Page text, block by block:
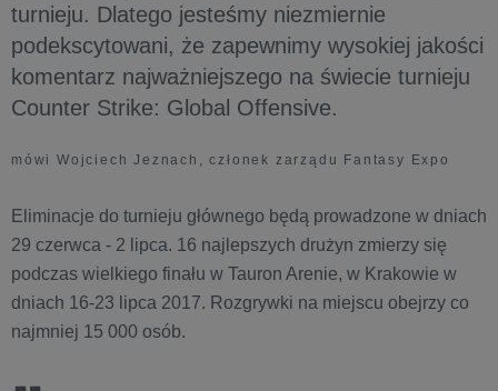
turnieju. Dlatego jesteśmy niezmiernie
podekscytowani, że zapewnimy wysokiej jakości
komentarz najważniejszego na świecie turnieju
Counter Strike: Global Offensive.
mówi Wojciech Jeznach, członek zarządu Fantasy Expo
Eliminacje do turnieju głównego będą prowadzone w dniach
29 czerwca - 2 lipca. 16 najlepszych drużyn zmierzy się
podczas wielkiego finału w Tauron Arenie, w Krakowie w
dniach 16-23 lipca 2017. Rozgrywki na miejscu obejrzy co
najmniej 15 000 osób.